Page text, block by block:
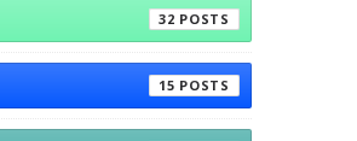
32
15